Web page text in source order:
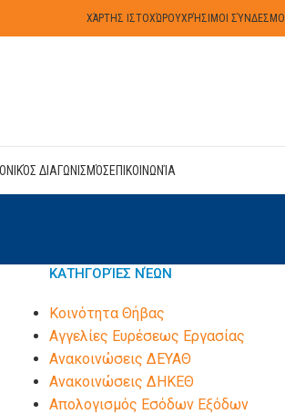
ΧΆΡΤΗΣ ΙΣΤΟΧΏΡΟΥΧΡΉΣΙΜΟΙ ΣΎΝΔΕΣΜΟΙ
ΔΙΑΓΩΝΙΣΜΌΣΕΠΙΚΟΙΝΩΝΊΑ
ΚΑΤΗΓΟΡΊΕΣ ΝΈΩΝ
Kοινότητα Θήβας
Αγγελίες Ευρέσεως Εργασίας
Ανακοινώσεις ΔΕΥΑΘ
Ανακοινώσεις ΔΗΚΕΘ
Απολογισμός Εσόδων Εξόδων